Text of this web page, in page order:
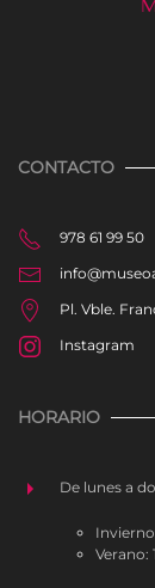
CONTACTO
978 61 99 50
Pl. Vble.
Instagram
HORARIO
De lunes a
Verano: